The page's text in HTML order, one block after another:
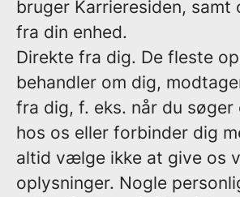
bruger Karrieresiden, samt
fra din enhed.
Direkte fra dig. De fleste
behandler om dig,
fra dig, f. eks. når du søger
hos os eller forbinder dig
altid vælge ikke at give os
oplysninger. Nogle